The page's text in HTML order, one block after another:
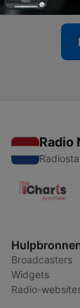
Radio
Broadcasters
Widgets
Radio-